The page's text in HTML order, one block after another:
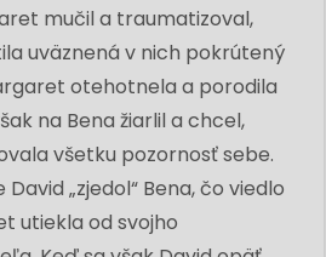
mučil a traumatizoval,
uväznená v nich pokrútený
otehotnela a porodila
na Bena žiarlil a chcel,
všetku pozornosť sebe.
„zjedol“ Bena, čo viedlo
utiekla od svojho